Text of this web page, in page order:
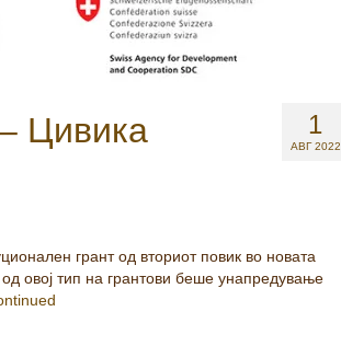
1
АВГ 2022
Цивика
грант од вториот повик во новата
тип на грантови беше унапредување